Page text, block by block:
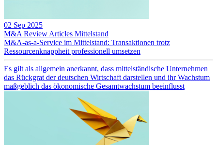
02 Sep 2025
M&A Review Articles Mittelstand
M&A-as-a-Service im Mittelstand: Transaktionen trotz
Ressourcenknappheit professionell umsetzen
Es gilt als allgemein anerkannt, dass mittelständische Unternehmen
das Rückgrat der deutschen Wirtschaft darstellen und ihr Wachstum
maßgeblich das ökonomische Gesamtwachstum beeinflusst